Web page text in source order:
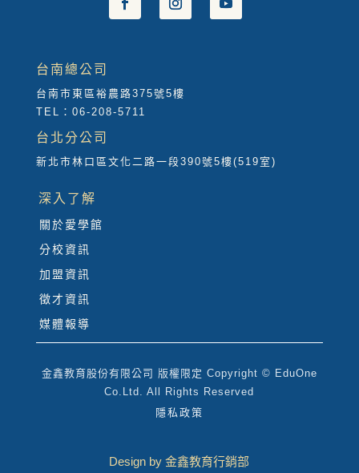
台南總公司
台南市東區裕農路375號5樓
TEL：06-208-5711
台北分公司
新北市林口區文化二路一段390號5樓(519室)
深入了解
關於愛學館
分校資訊
加盟資訊
徵才資訊
媒體報導
金鑫教育股份有限公司 版權限定 Copyright © EduOne
Co.Ltd. All Rights Reserved
隱私政策
Design by 金鑫教育行銷部